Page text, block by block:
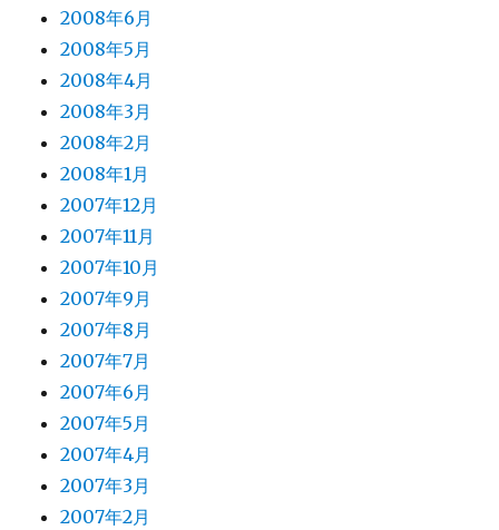
2008年6月
2008年5月
2008年4月
2008年3月
2008年2月
2008年1月
2007年12月
2007年11月
2007年10月
2007年9月
2007年8月
2007年7月
2007年6月
2007年5月
2007年4月
2007年3月
2007年2月